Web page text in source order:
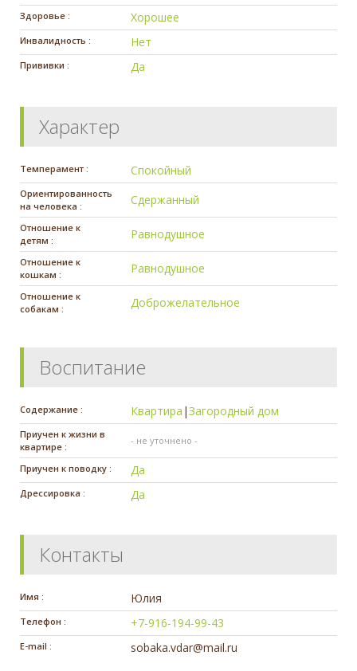
Здоровье : Хорошее
Инвалидность : Нет
Прививки : Да
Характер
Темперамент : Спокойный
Ориентированность
на человека :
Сдержанный
Отношение к
детям :
Равнодушное
Отношение к
кошкам :
Равнодушное
Отношение к
собакам :
Доброжелательное
Воспитание
Содержание : Квартира |Загородный дом
Приучен к жизни в
квартире :
- не уточнено -
Приучен к поводку : Да
Дрессировка : Да
Контакты
Имя : Юлия
Телефон : +7-916-194-99-43
E-mail : sobaka.vdar@mail.ru